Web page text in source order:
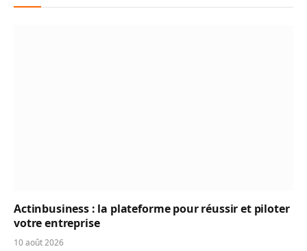
Actinbusiness : la plateforme pour réussir et piloter
votre entreprise
10 août 2026